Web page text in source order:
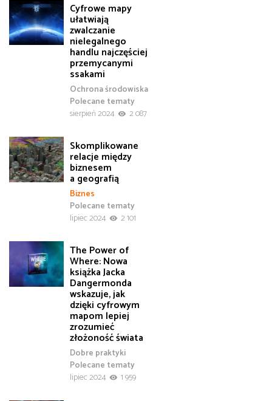
Cyfrowe mapy
ułatwiają
zwalczanie
nielegalnego
handlu najczęściej
przemycanymi
ssakami
Ochrona środowiska
Polecane tematy
sierpień 2024
2 087
Skomplikowane
relacje między
biznesem
a geografią
Biznes
Polecane tematy
lipiec 2024
2 101
The Power of
Where: Nowa
książka Jacka
Dangermonda
wskazuje, jak
dzięki cyfrowym
mapom lepiej
zrozumieć
złożoność świata
Dobre praktyki
Polecane tematy
lipiec 2024
1 959